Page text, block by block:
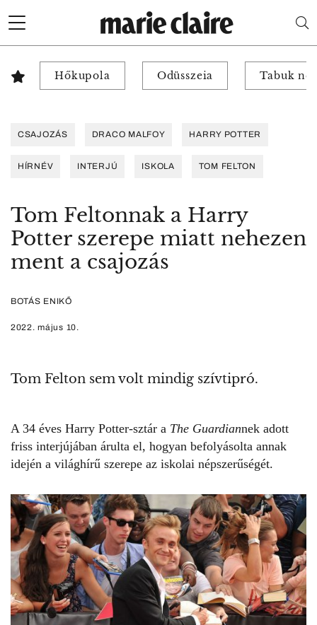
Hőkupola Odüsszeia Tabuk
CSAJOZÁS DRACO MALFOY HARRY POTTER
HÍRNÉV INTERJÚ ISKOLA TOM FELTON
Tom Feltonnak a Harry
Potter szerepe miatt nehezen
ment a csajozás
BOTÁS ENIKŐ
2022. május 10.
Tom Felton sem volt mindig szívtipró.
A 34 éves Harry Potter-sztár a The Guardiannek adott
friss interjújában árulta el, hogyan befolyásolta annak
idején a világhírű szerepe az iskolai népszerűségét.